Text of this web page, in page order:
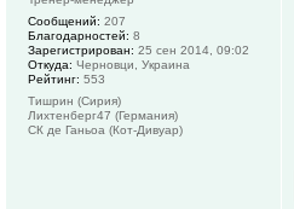
Сообщений: 207
Благодарностей: 8
Зарегистрирован: 25 сен 2014, 09:02
Откуда: Черновци, Украина
Рейтинг: 553
Тишрин (Сирия)
Лихтенберг47 (Германия)
СК де Ганьоа (Кот-Дивуар)